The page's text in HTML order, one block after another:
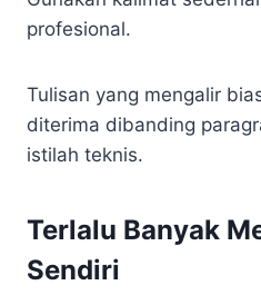
profesional.
Tulisan yang mengalir
diterima dibanding
istilah teknis.
Terlalu Banyak
Sendiri